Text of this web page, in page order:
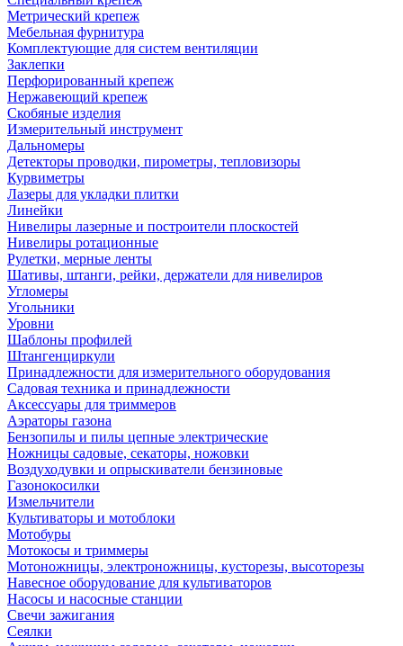
Метрический крепеж
Мебельная фурнитура
Комплектующие для систем вентиляции
Заклепки
Перфорированный крепеж
Нержавеющий крепеж
Скобяные изделия
Измерительный инструмент
Дальномеры
Детекторы проводки, пирометры, тепловизоры
Курвиметры
Лазеры для укладки плитки
Линейки
Нивелиры лазерные и построители плоскостей
Нивелиры ротационные
Рулетки, мерные ленты
Шативы, штанги, рейки, держатели для нивелиров
Угломеры
Угольники
Уровни
Шаблоны профилей
Штангенциркули
Принадлежности для измерительного оборудования
Садовая техника и принадлежности
Аксессуары для триммеров
Аэраторы газона
Бензопилы и пилы цепные электрические
Ножницы садовые, секаторы, ножовки
Воздуходувки и опрыскиватели бензиновые
Газонокосилки
Измельчители
Культиваторы и мотоблоки
Мотобуры
Мотокосы и триммеры
Мотоножницы, электроножницы, кусторезы, высоторезы
Навесное оборудование для культиваторов
Насосы и насосные станции
Свечи зажигания
Сеялки